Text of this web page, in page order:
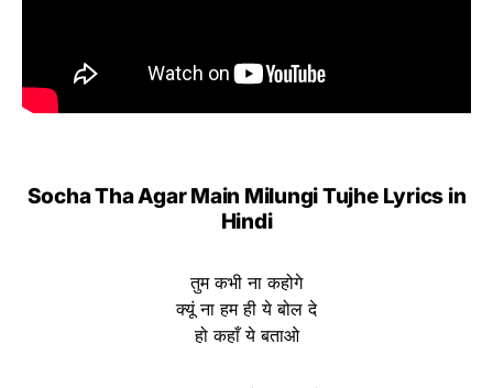
Socha Tha Agar Main Milungi Tujhe Lyrics in
Hindi
तुम कभी ना कहोगे
क्यूं ना हम ही ये बोल दे
हो कहाँ ये बताओ